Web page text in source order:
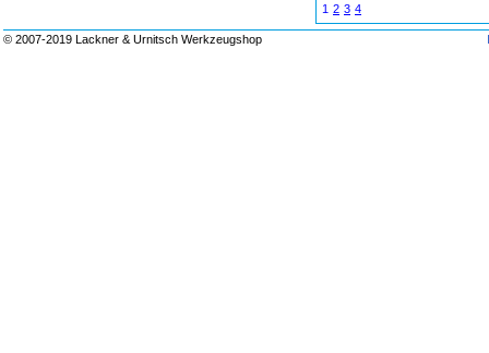
1 2 3 4
© 2007-2019 Lackner & Urnitsch Werkzeugshop